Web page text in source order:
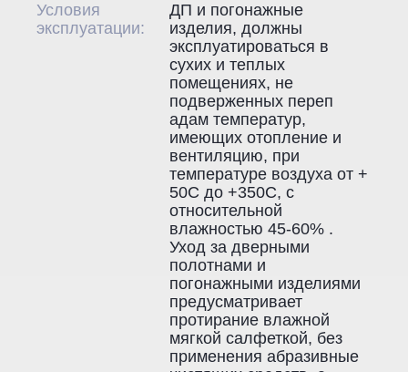
Условия
эксплуатации:
ДП и погонажные
изделия, должны
эксплуатироваться в
сухих и теплых
помещениях, не
подверженных переп
адам температур,
имеющих отопление и
вентиляцию, при
температуре воздуха от +
50С до +350С, с
относительной
влажностью 45-60% .
Уход за дверными
полотнами и
погонажными изделиями
предусматривает
протирание влажной
мягкой салфеткой, без
применения абразивные